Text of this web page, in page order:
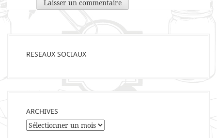
RESEAUX SOCIAUX
ARCHIVES
Archives